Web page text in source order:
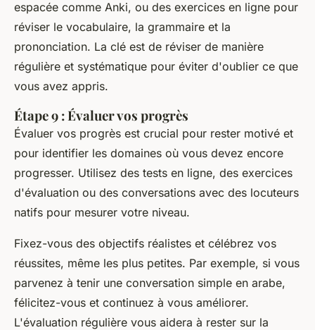
espacée comme Anki, ou des exercices en ligne pour
réviser le vocabulaire, la grammaire et la
prononciation. La clé est de réviser de manière
régulière et systématique pour éviter d'oublier ce que
vous avez appris.
Étape 9 : Évaluer vos progrès
Évaluer vos progrès est crucial pour rester motivé et
pour identifier les domaines où vous devez encore
progresser. Utilisez des tests en ligne, des exercices
d'évaluation ou des conversations avec des locuteurs
natifs pour mesurer votre niveau.
Fixez-vous des objectifs réalistes et célébrez vos
réussites, même les plus petites. Par exemple, si vous
parvenez à tenir une conversation simple en arabe,
félicitez-vous et continuez à vous améliorer.
L'évaluation régulière vous aidera à rester sur la